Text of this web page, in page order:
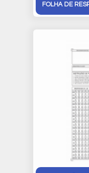
FOLHA DE